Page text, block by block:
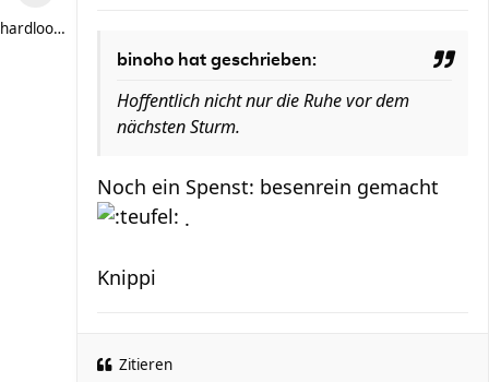
hardlooper
binoho hat geschrieben:
Hoffentlich nicht nur die Ruhe vor dem
nächsten Sturm.
Noch ein Spenst: besenrein gemacht
.
Knippi
Zitieren